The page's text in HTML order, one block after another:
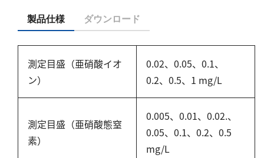
製品仕様 ダウンロード
測定目盛（亜硝酸イオ
ン）
0.02、0.05、0.1、
0.2、0.5、1 mg/L
測定目盛（亜硝酸態窒
素）
0.005、0.01、0.02.、
0.05、0.1、0.2、0.5
mg/L
全窒素
りん
りん酸
その他
塩化物